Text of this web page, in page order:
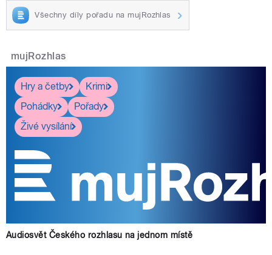
Všechny díly pořadu na mujRozhlas
mujRozhlas
Hry a četby
Krimi
Pohádky
Pořady
Živé vysílání
Audiosvět Českého rozhlasu na jednom místě